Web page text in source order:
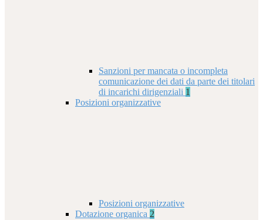
Sanzioni per mancata o incompleta
comunicazione dei dati da parte dei titolari
di incarichi dirigenziali 1
Posizioni organizzative
Posizioni organizzative
Dotazione organica 2